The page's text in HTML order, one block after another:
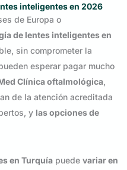
inteligentes en 2026
de Europa o
de lentes inteligentes en
sin comprometer la
esperar pagar mucho
Clínica oftalmológica,
de la atención acreditada
y las opciones de
en Turquía puede variar en